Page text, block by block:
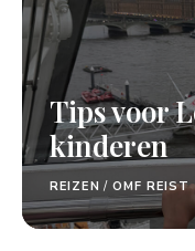
Tips voor
kinderen
REIZEN / OMF REIST